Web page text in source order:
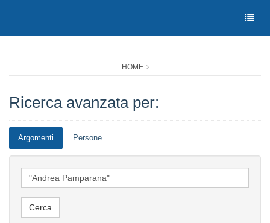
HOME
Ricerca avanzata per:
Argomenti Persone